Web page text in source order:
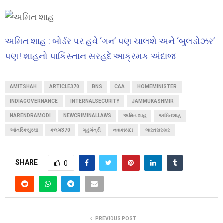
અમિત શાહ : બોર્ડર પર હવે ‘ગન’ પણ ચાલશે અને ‘બુલડોઝર’
પણ! શાહનો પાકિસ્તાન સરહદે આક્રમક અંદાજ
AMITSHAH ARTICLE370 BNS CAA HOMEMINISTER
INDIAGOVERNANCE INTERNALSECURITY JAMMUKASHMIR
NARENDRAMODI NEWCRIMINALLAWS અમિત શાહ અમિતશાહ
આંતરિકસુરક્ષા કલમ370 ગૃહમંત્રી નવાકાયદા ભારતસરકાર
SHARE 0
PREVIOUS POST